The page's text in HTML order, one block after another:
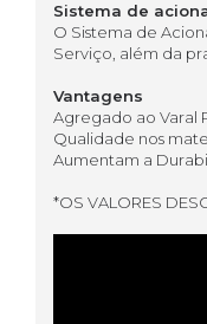
Sistema de
O Sistema de
Serviço, além da
Vantagens
Agregado ao Varal
Qualidade nos
Aumentam a
*OS VALORES